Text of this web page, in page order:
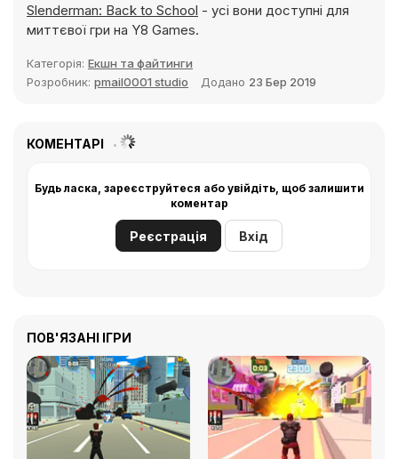
Slenderman: Back to School - усі вони доступні для
миттєвої гри на Y8 Games.
Категорія: Екшн та файтинги
Розробник: pmail0001 studio Додано 23 Бер 2019
КОМЕНТАРІ
Будь ласка, зареєструйтеся або увійдіть, щоб залишити
коментар
Реєстрація Вхід
ПОВ'ЯЗАНІ ІГРИ